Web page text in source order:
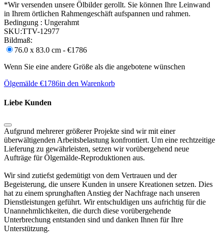
*Wir versenden unsere Ölbilder gerollt. Sie können Ihre Leinwand
in Ihrem örtlichen Rahmengeschäft aufspannen und rahmen.
Bedingung : Ungerahmt
SKU:TTV-12977
Bildmaß:
76.0 x 83.0 cm - €1786
Wenn Sie eine andere Größe als die angebotene wünschen
Ölgemälde €1786in den Warenkorb
Liebe Kunden
Aufgrund mehrerer größerer Projekte sind wir mit einer
überwältigenden Arbeitsbelastung konfrontiert. Um eine rechtzeitige
Lieferung zu gewährleisten, setzen wir vorübergehend neue
Aufträge für Ölgemälde-Reproduktionen aus.
Wir sind zutiefst gedemütigt von dem Vertrauen und der
Begeisterung, die unsere Kunden in unsere Kreationen setzen. Dies
hat zu einem sprunghaften Anstieg der Nachfrage nach unseren
Dienstleistungen geführt. Wir entschuldigen uns aufrichtig für die
Unannehmlichkeiten, die durch diese vorübergehende
Unterbrechung entstanden sind und danken Ihnen für Ihre
Unterstützung.